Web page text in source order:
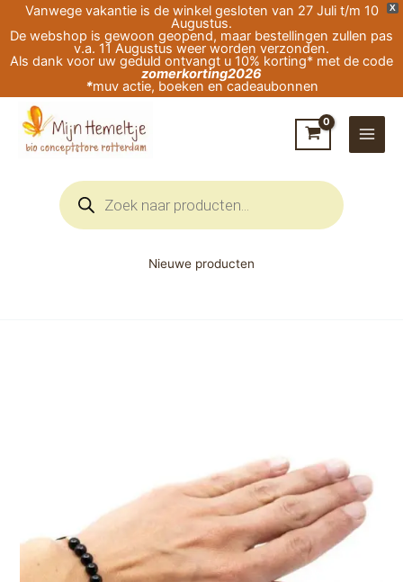
X
Vanwege vakantie is de winkel gesloten van 27 Juli t/m 10
Augustus.
De webshop is gewoon geopend, maar bestellingen zullen pas
v.a. 11 Augustus weer worden verzonden.
Als dank voor uw geduld ontvangt u 10% korting* met de code
zomerkorting2026
*muv actie, boeken en cadeaubonnen
naar
de
Producten
zoeken
Nieuwe producten